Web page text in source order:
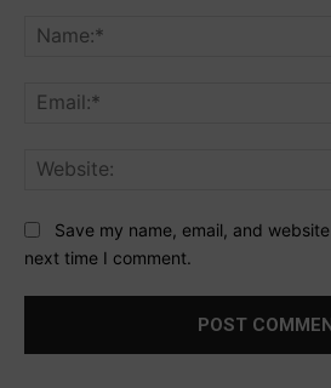
Save my name, email, and
next time I comment.